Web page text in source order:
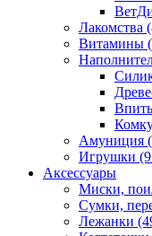
Лакомства
Витамины
Амуниция
Игрушки
Аксессуары
Миски,
Сумки,
Лежанки